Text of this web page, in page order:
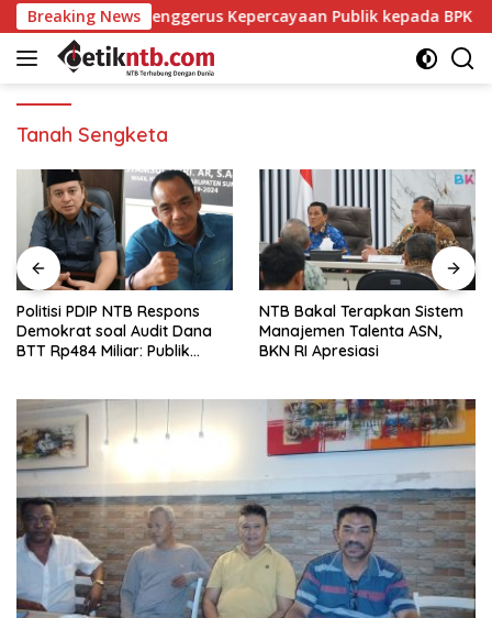
Langsung
ke
konten
Breaking News
yang Menggerus Kepercayaan Publik kepada BPK
Tanah Sengketa
Politisi PDIP NTB Respons
Demokrat soal Audit Dana
BTT Rp484 Miliar: Publik
NTB Bakal Terapkan Sistem
Manajemen Talenta ASN,
BKN RI Apresiasi